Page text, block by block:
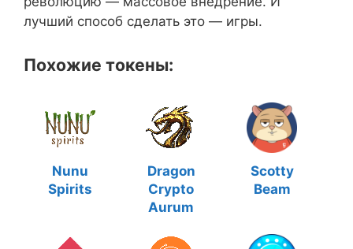
лучший способ сделать это — игры.
Похожие токены:
Nunu
Spirits
Dragon
Crypto
Aurum
Scotty
Beam